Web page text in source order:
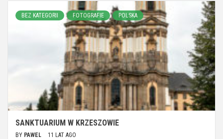
BEZ KATEGORII FOTOGRAFIE POLSKA
SANKTUARIUM W KRZESZOWIE
BY PAWEL 11 LAT AGO